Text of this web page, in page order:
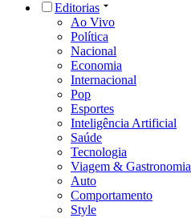
Editorias
Ao Vivo
Política
Nacional
Economia
Internacional
Pop
Esportes
Inteligência Artificial
Saúde
Tecnologia
Viagem & Gastronomia
Auto
Comportamento
Style